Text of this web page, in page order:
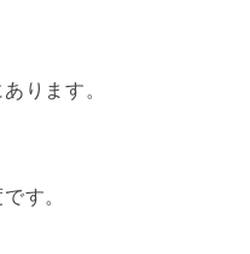
ります。
す。